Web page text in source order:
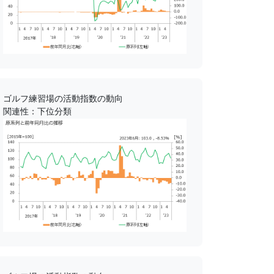
ゴルフ練習場の活動指数の動向
関連性：下位分類